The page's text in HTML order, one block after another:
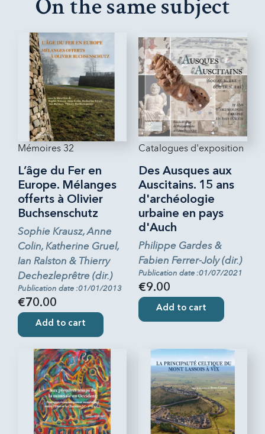
On the same subject
Mémoires 32
L’âge du Fer en
Europe. Mélanges
offerts à Olivier
Buchsenschutz
Sophie Krausz, Anne
Colin, Katherine Gruel,
Ian Ralston & Thierry
Dechezleprêtre (dir.)
Publication date :01/01/2013
€70.00
Add to cart
Catalogues d'exposition
Des Ausques aux
Auscitains. 15 ans
d'archéologie
urbaine en pays
d'Auch
Philippe Gardes &
Fabien Ferrer-Joly (dir.)
Publication date :01/07/2021
€9.00
Add to cart